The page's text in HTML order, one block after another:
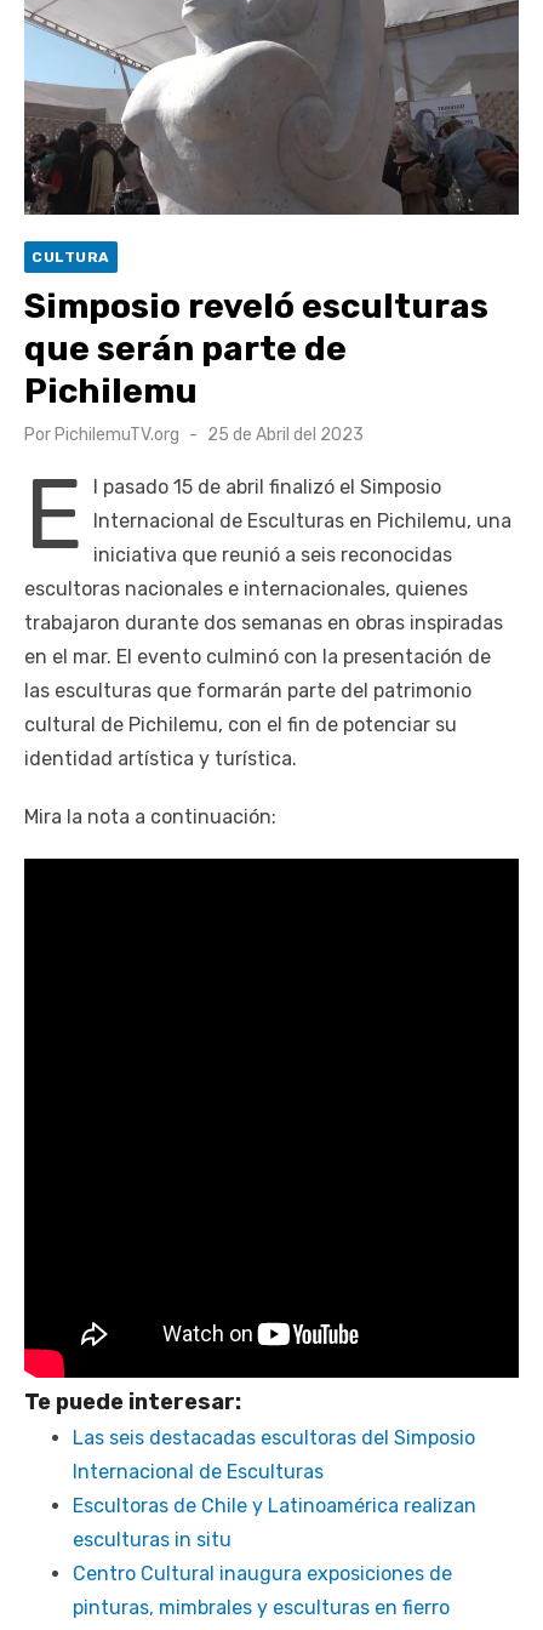
Retrospectiva 2026 | Capítulo 03: lessons on flight – Cecilia
Araneda
Cantor Popular Raúl Acevedo celebra 50 años de carrera en
Pichilemu
Cóctel de Sábado: Sistema frontal en Pichilemu junto al
alcalde Roberto Córdova
esterilización de mascotas
CULTURA
Simposio reveló esculturas
que serán parte de
Pichilemu
Por PichilemuTV.org
Publicado
25 de Abril del 2023
E
l pasado 15 de abril finalizó el Simposio
Internacional de Esculturas en Pichilemu, una
iniciativa que reunió a seis reconocidas
escultoras nacionales e internacionales, quienes
trabajaron durante dos semanas en obras inspiradas
en el mar. El evento culminó con la presentación de
las esculturas que formarán parte del patrimonio
cultural de Pichilemu, con el fin de potenciar su
identidad artística y turística.
Mira la nota a continuación:
Te puede interesar:
Las seis destacadas escultoras del Simposio
Internacional de Esculturas
Escultoras de Chile y Latinoamérica realizan
esculturas in situ
Centro Cultural inaugura exposiciones de
pinturas, mimbrales y esculturas en fierro